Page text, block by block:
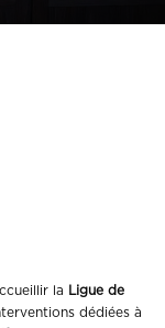
la Ligue de
dédiées à